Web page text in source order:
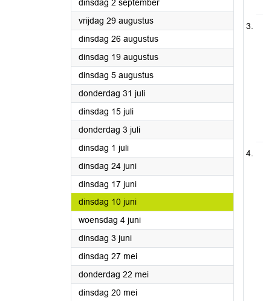
dinsdag 2 september
vrijdag 29 augustus2025
dinsdag 26 augustus2025
dinsdag 19 augustus2025
dinsdag 5 augustus2025
donderdag 31 juli2025
dinsdag 15 juli2025
donderdag 3 juli2025
dinsdag 1 juli2025
dinsdag 24 juni2025
dinsdag 17 juni2025
dinsdag 10 juni2025
woensdag 4 juni2025
dinsdag 3 juni2025
dinsdag 27 mei2025
donderdag 22 mei2025
dinsdag 20 mei2025